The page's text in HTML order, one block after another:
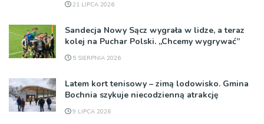
21 LIPCA 2026
Sandecja Nowy Sącz wygrała w lidze, a teraz
kolej na Puchar Polski. „Chcemy wygrywać”
5 SIERPNIA 2026
Latem kort tenisowy – zimą lodowisko. Gmina
Bochnia szykuje niecodzienną atrakcję
9 LIPCA 2026